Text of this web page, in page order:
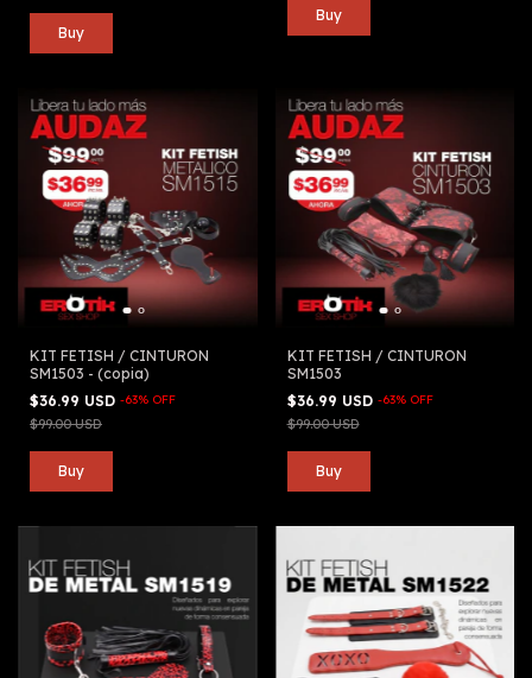
KIT FETISH / CINTURON
SM1503 - (copia)
$36.99 USD -63% OFF
$99.00 USD
KIT FETISH / CINTURON
SM1503
$36.99 USD -63% OFF
$99.00 USD